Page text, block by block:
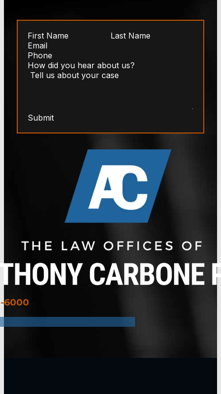
6000
Submit